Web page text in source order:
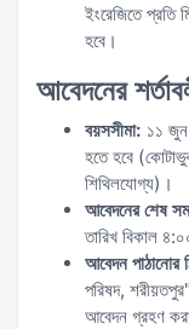
ইংরেজিতে প্রতি
হবে।
আবেদনের
বয়সসীমা: ১১ জুন
হতে হবে
শিথিলযোগ্য)।
আবেদনের শেষ
তারিখ বিকাল
আবেদন পাঠানোর
পরিষদ,
আবেদন গ্রহণ